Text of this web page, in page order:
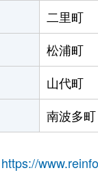
二里町
松浦町
山代町
南波多町
https://